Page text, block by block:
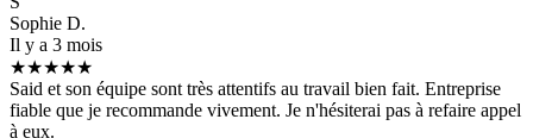
Sophie D.
Il y a 3 mois
★★★★★
Said et son équipe sont très attentifs au travail bien fait. Entreprise
fiable que je recommande vivement. Je n'hésiterai pas à refaire appel
à eux.